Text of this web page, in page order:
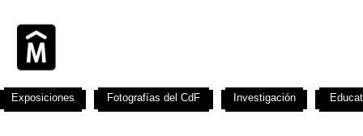
Exposiciones Fotografías del CdF Investigación